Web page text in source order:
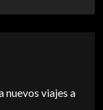
nuevos viajes a